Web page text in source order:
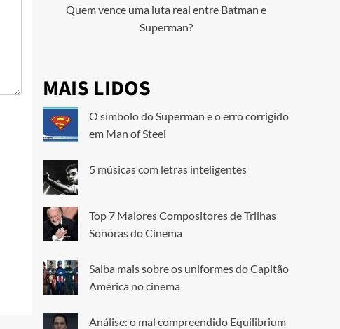
Quem vence uma luta real entre Batman e
Superman?
MAIS LIDOS
O símbolo do Superman e o erro corrigido
em Man of Steel
5 músicas com letras inteligentes
Top 7 Maiores Compositores de Trilhas
Sonoras do Cinema
Saiba mais sobre os uniformes do Capitão
América no cinema
Análise: o mal compreendido Equilibrium